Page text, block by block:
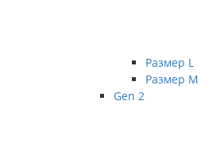
Размер L
Размер М
Gen 2